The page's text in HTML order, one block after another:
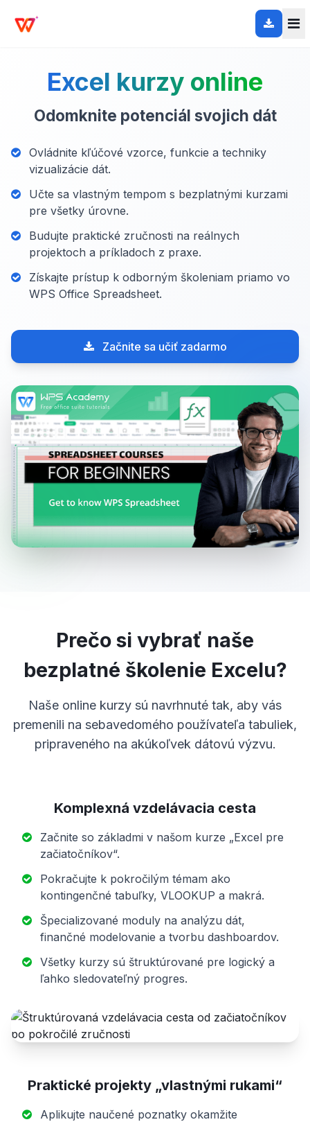
Excel kurzy online
Odomknite potenciál svojich dát
Ovládnite kľúčové vzorce, funkcie a techniky
vizualizácie dát.
Učte sa vlastným tempom s bezplatnými kurzami
pre všetky úrovne.
Budujte praktické zručnosti na reálnych
projektoch a príkladoch z praxe.
Získajte prístup k odborným školeniam priamo vo
WPS Office Spreadsheet.
Začnite sa učiť zadarmo
Prečo si vybrať naše
bezplatné školenie Excelu?
Naše online kurzy sú navrhnuté tak, aby vás
premenili na sebavedomého používateľa tabuliek,
pripraveného na akúkoľvek dátovú výzvu.
Komplexná vzdelávacia cesta
Začnite so základmi v našom kurze „Excel pre
začiatočníkov“.
Pokračujte k pokročilým témam ako
kontingenčné tabuľky, VLOOKUP a makrá.
Špecializované moduly na analýzu dát,
finančné modelovanie a tvorbu dashboardov.
Všetky kurzy sú štruktúrované pre logický a
ľahko sledovateľný progres.
Praktické projekty „vlastnými rukami“
Aplikujte naučené poznatky okamžite